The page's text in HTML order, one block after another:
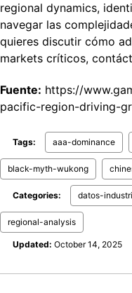
regional dynamics,
navegar las
quieres discutir cómo
markets críticos,
Fuente: https://
pacific-region-driving-
Tags: aaa-dominance
black-myth-wukong
Categories: datos-
regional-analysis
Updated: October 14, 2025